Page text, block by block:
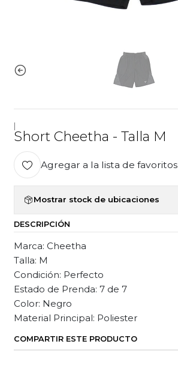
Short Cheetha - Talla M
Agregar a la lista de favoritos
Mostrar stock de ubicaciones
DESCRIPCIÓN
Marca: Cheetha
Talla: M
Condición: Perfecto
Estado de Prenda: 7 de 7
Color: Negro
Material Principal: Poliester
COMPARTIR ESTE PRODUCTO